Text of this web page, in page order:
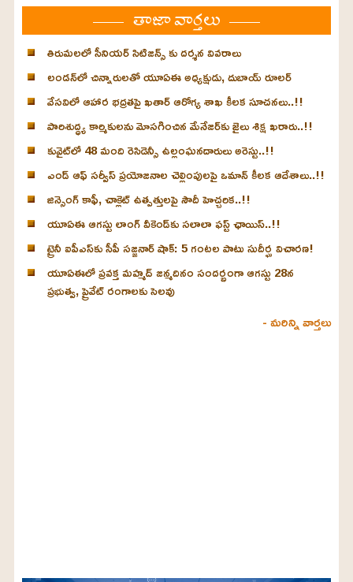
తాజా వార్తలు
తిరుమలలో సీనియర్ సిటిజన్స్ కు దర్శన వివరాలు
లండన్‌లో చిన్నారులతో యూఏఈ అధ్యక్షుడు, దుబాయ్ రూలర్
వేసవిలో ఆహార భద్రతపై ఖతార్ ఆరోగ్య శాఖ కీలక సూచనలు..!!
పారిశుద్ధ్య కార్మికులను మోసగించిన మేనేజర్‌కు జైలు శిక్ష ఖరారు..!!
కువైట్‌లో 48 మంది రెసిడెన్సీ ఉల్లంఘనదారులు అరెస్టు..!!
ఎండ్ ఆఫ్ సర్వీస్ ప్రయోజనాల చెల్లింపులపై ఒమాన్ కీలక ఆదేశాలు..!!
జిన్సెంగ్ కాఫీ, చాక్లెట్ ఉత్పత్తులపై సౌదీ హెచ్చరిక..!!
యూఏఈ ఆగస్టు లాంగ్ వీకెండ్‌కు సలాలా ఫస్ట్ ఛాయిస్..!!
ట్రైనీ ఐపీఎస్‌కు సీపీ సజ్జనార్ షాక్: 5 గంటల పాటు సుదీర్ఘ విచారణ!
యూఏఈలో ప్రవక్త మహ్మద్ జన్మదినం సందర్భంగా ఆగస్టు 28న
ప్రభుత్వ, ప్రైవేట్ రంగాలకు సెలవు
- మరిన్ని వార్తలు